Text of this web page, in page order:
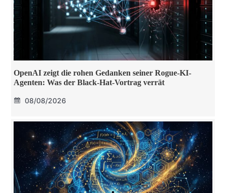
OpenAI zeigt die rohen Gedanken seiner Rogue-KI-
Agenten: Was der Black-Hat-Vortrag verrät
08/08/2026